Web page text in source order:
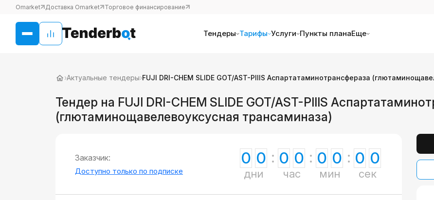
Omarket Доставка Omarket Торговое финансирование
Тендеры Тарифы Услуги Пункты планаЕще
›Актуальные тендеры›FUJI DRI-CHEM SLIDE GOT/AST-PIIIS Аспартатаминотрансфераза
Тендер на FUJI DRI-CHEM SLIDE GOT/AST-PIIIS
(глютаминощавелевоуксусная трансаминаза)
Заказчик:
Доступно только по подписке
0 0
дни
0 0
час
0 0
мин
0 0
сек